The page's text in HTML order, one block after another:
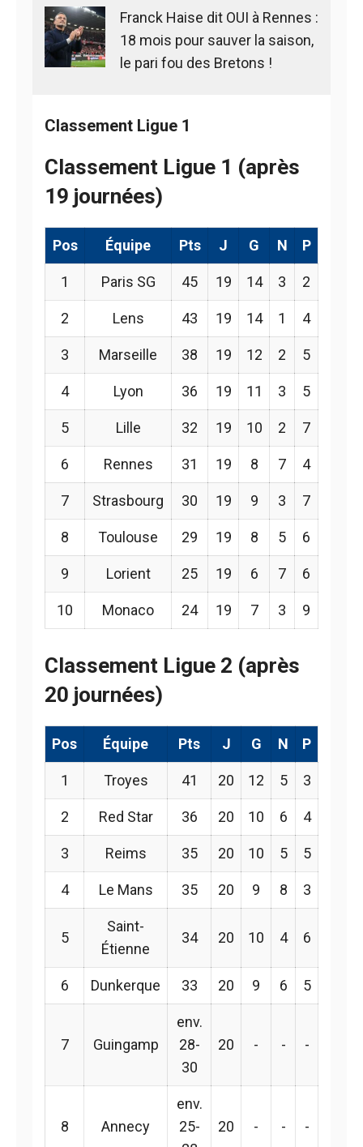
Franck Haise dit OUI à Rennes :
18 mois pour sauver la saison,
le pari fou des Bretons !
Classement Ligue 1
Classement Ligue 1 (après
19 journées)
Pos Équipe Pts J G N P
1 Paris SG 45 19 14 3 2
2 Lens 43 19 14 1 4
3 Marseille 38 19 12 2 5
4 Lyon 36 19 11 3 5
5 Lille 32 19 10 2 7
6 Rennes 31 19 8 7 4
7 Strasbourg 30 19 9 3 7
8 Toulouse 29 19 8 5 6
9 Lorient 25 19 6 7 6
10 Monaco 24 19 7 3 9
Classement Ligue 2 (après
20 journées)
Pos Équipe Pts J G N P
1 Troyes 41 20 12 5 3
2 Red Star 36 20 10 6 4
3 Reims 35 20 10 5 5
4 Le Mans 35 20 9 8 3
5
Saint-
Étienne
34 20 10 4 6
6 Dunkerque 33 20 9 6 5
7 Guingamp
env.
28-
30
20 - - -
8 Annecy
env.
25-
20 - - -